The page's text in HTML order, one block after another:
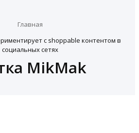
Главная
с shoppable контентом в
социальных сетях
MikMak